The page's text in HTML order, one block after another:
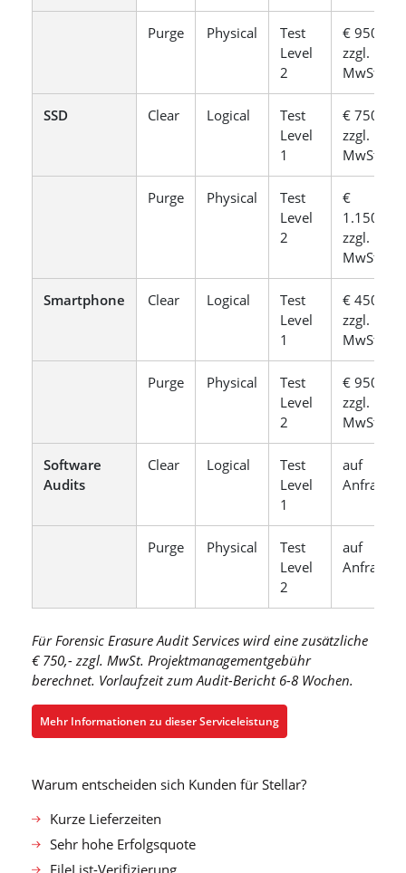
Purge Physical
Test
Level
2
€ 950,-
zzgl.
MwSt.
SSD Clear Logical
Test
Level
1
€ 750,-
zzgl.
MwSt.
Purge Physical
Test
Level
2
€
1.150,-
zzgl.
MwSt.
Smartphone Clear Logical
Test
Level
1
€ 450,-
zzgl.
MwSt.
Purge Physical
Test
Level
2
€ 950,-
zzgl.
MwSt.
Software
Audits
Clear Logical
Test
Level
1
auf
Anfrage
Purge Physical
Test
Level
2
auf
Anfrage
Für Forensic Erasure Audit Services wird eine zusätzliche
€ 750,- zzgl. MwSt. Projektmanagementgebühr
berechnet. Vorlaufzeit zum Audit-Bericht 6-8 Wochen.
Mehr Informationen zu dieser Serviceleistung
Warum entscheiden sich Kunden für Stellar?
Kurze Lieferzeiten
Sehr hohe Erfolgsquote
FileList-Verifizierung